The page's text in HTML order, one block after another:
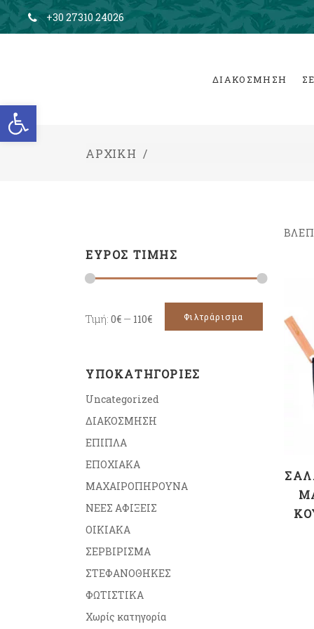
Ανοίξτε τη γραμμή εργαλείων
+30 27310 24026
ΔΙΑΚΟΣΜΗΣΗ
ΑΡΧΙΚΉ /
ΕΥΡΟΣ ΤΙΜΗΣ
Φιλτράρισμα
Τιμή: 0€ — 110€
ΥΠΟΚΑΤΗΓΟΡΊΕΣ
Uncategorized
ΔΙΑΚΟΣΜΗΣΗ
ΕΠΙΠΛΑ
ΕΠΟΧΙΑΚΑ
ΜΑΧΑΙΡΟΠΗΡΟΥΝΑ
ΝΕΕΣ ΑΦΙΞΕΙΣ
ΟΙΚΙΑΚΑ
ΣΕΡΒΙΡΙΣΜΑ
ΣΤΕΦΑΝΟΘΗΚΕΣ
ΦΩΤΙΣΤΙΚΑ
Χωρίς κατηγορία